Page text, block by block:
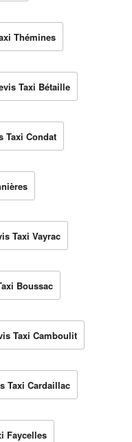
Thémines
Taxi Bétaille
Taxi Condat
Taxi Vayrac
Boussac
Taxi Camboulit
Taxi Cardaillac
Faycelles